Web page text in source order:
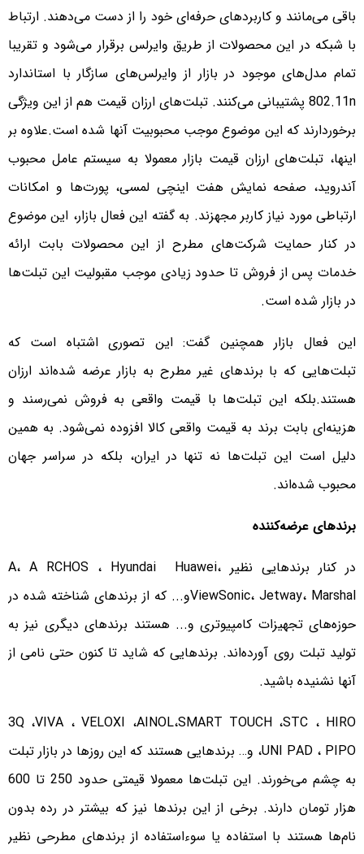
باقی می‌مانند و کاربردهای حرفه‌ای خود را از دست می‌دهند. ارتباط
با شبکه در این محصولات از طریق وایرلس برقرار می‌شود و تقریبا
تمام مدل‌های موجود در بازار از وایرلس‌های سازگار با استاندارد
802.11n پشتیبانی می‌کنند. تبلت‌های ارزان قیمت هم از این ویژگی
برخوردارند که این موضوع موجب محبوبیت آنها شده است.علاوه بر
اینها، تبلت‌های ارزان قیمت بازار معمولا به سیستم عامل محبوب
آندروید، صفحه نمایش هفت اینچی لمسی، پورت‌ها و امکانات
ارتباطی مورد نیاز کاربر مجهزند. به گفته این فعال بازار، این موضوع
در کنار حمایت شرکت‌های مطرح از این محصولات بابت ارائه
خدمات پس از فروش تا حدود زیادی موجب مقبولیت این تبلت‌ها
در بازار شده است.
این فعال بازار همچنین گفت: این تصوری اشتباه است که
تبلت‌هایی که با برندهای غیر مطرح به بازار عرضه شده‌اند ارزان
هستند.بلکه این تبلت‌ها با قیمت واقعی به فروش نمی‌رسند و
هزینه‌ای بابت برند به قیمت واقعی کالا افزوده نمی‌شود. به همین
دلیل است این تبلت‌ها نه تنها در ایران، بلکه در سراسر جهان
محبوب شده‌اند.
برندهای عرضه‌کننده
در کنار برندهایی نظیر A، A RCHOS ، Hyundai Huawei،
ViewSonic، Jetway، Marshalو... که از برندهای شناخته شده در
حوزه‌های تجهیزات کامپیوتری و... هستند برندهای دیگری نیز به
تولید تبلت روی آورده‌اند. برندهایی که شاید تا کنون حتی نامی از
آنها نشنیده باشید.
3Q ،VIVA ، VELOXI ،AINOL،SMART TOUCH ،STC ، HIRO
،UNI PAD ، PIPO و… برندهایی هستند که این روزها در بازار تبلت
به چشم می‌خورند. این تبلت‌ها معمولا قیمتی حدود 250 تا 600
هزار تومان دارند. برخی از این برندها نیز که بیشتر در رده بدون
نام‌ها هستند با استفاده یا سوءاستفاده از برندهای مطرحی نظیر